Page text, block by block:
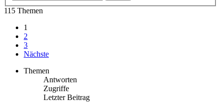
115 Themen
1
2
3
Nächste
Themen
Antworten
Zugriffe
Letzter Beitrag